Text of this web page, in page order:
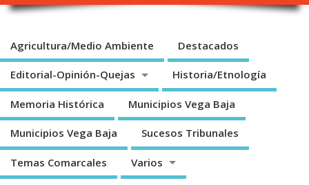
Agricultura/Medio Ambiente Destacados
Editorial-Opinión-Quejas Historia/Etnología
Memoria Histórica Municipios Vega Baja
Municipios Vega Baja Sucesos Tribunales
Temas Comarcales Varios